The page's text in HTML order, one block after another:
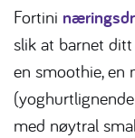
Fortini
slik at barnet
en smoothie, en
med nøytral